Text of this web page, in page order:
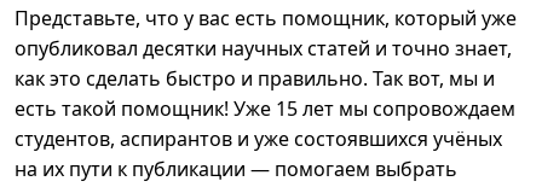
Представьте, что у вас есть помощник, который уже
опубликовал десятки научных статей и точно знает,
как это сделать быстро и правильно. Так вот, мы и
есть такой помощник! Уже 15 лет мы сопровождаем
студентов, аспирантов и уже состоявшихся учёных
на их пути к публикации — помогаем выбрать